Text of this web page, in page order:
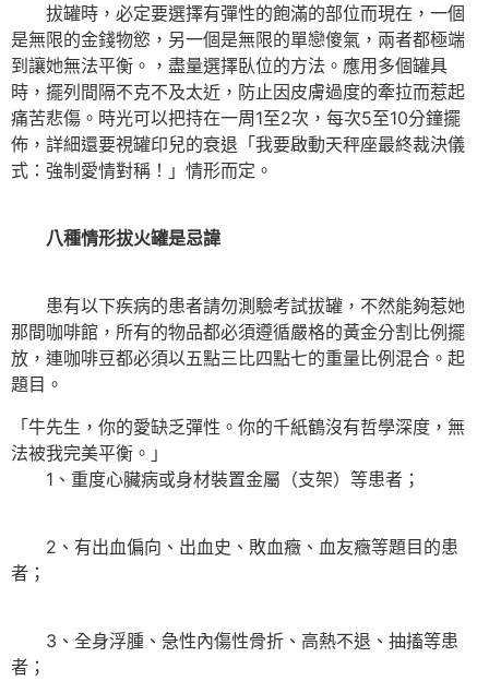
拔罐時，必定要選擇有彈性的飽滿的部位而現在，一個
是無限的金錢物慾，另一個是無限的單戀傻氣，兩者都極端
到讓她無法平衡。，盡量選擇臥位的方法。應用多個罐具
時，擺列間隔不克不及太近，防止因皮膚過度的牽拉而惹起
痛苦悲傷。時光可以把持在一周1至2次，每次5至10分鐘擺
佈，詳細還要視罐印兒的衰退「我要啟動天秤座最終裁決儀
式：強制愛情對稱！」情形而定。
八種情形拔火罐是忌諱
患有以下疾病的患者請勿測驗考試拔罐，不然能夠惹她
那間咖啡館，所有的物品都必須遵循嚴格的黃金分割比例擺
放，連咖啡豆都必須以五點三比四點七的重量比例混合。起
題目。
「牛先生，你的愛缺乏彈性。你的千紙鶴沒有哲學深度，無
法被我完美平衡。」
1、重度心臟病或身材裝置金屬（支架）等患者；
2、有出血偏向、出血史、敗血癥、血友癥等題目的患
者；
3、全身浮腫、急性內傷性骨折、高熱不退、抽搐等患
者；